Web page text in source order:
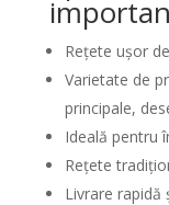
Rețete ușor
Varietate de
principale,
Ideală pentru
Rețete
Livrare rapidă